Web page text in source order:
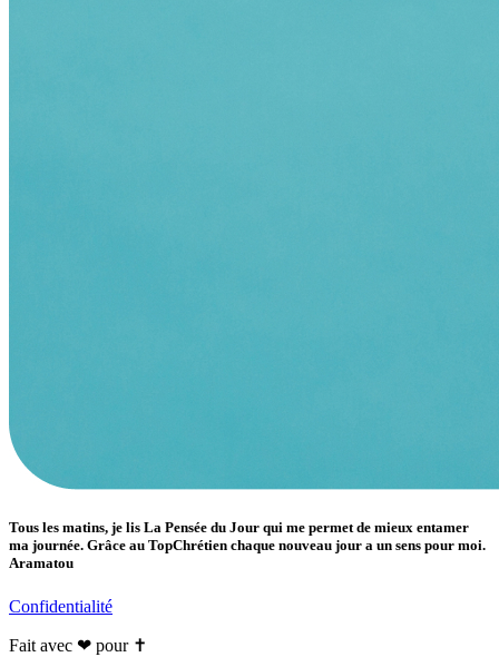
Tous les matins, je lis La Pensée du Jour qui me permet de mieux entamer
ma journée. Grâce au TopChrétien chaque nouveau jour a un sens pour moi.
Aramatou
Confidentialité
Fait avec ❤ pour ✝️️